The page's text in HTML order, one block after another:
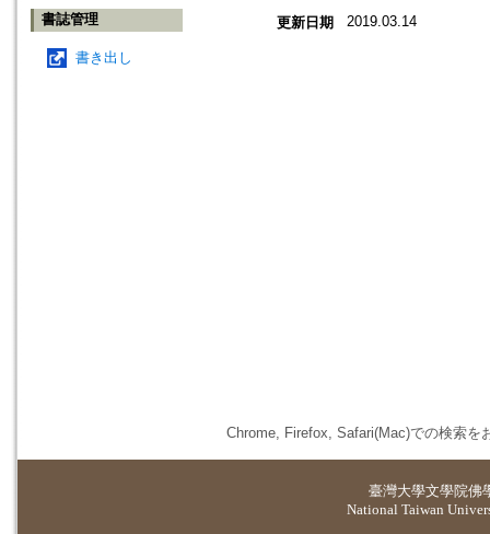
書誌管理
書き出し
更新日期 2019.03.14
Chrome, Firefox, Safari(Mac)での検索を
臺灣大學文學院佛
National Taiwan